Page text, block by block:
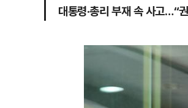
대통령·총리 부재 속 사고…“